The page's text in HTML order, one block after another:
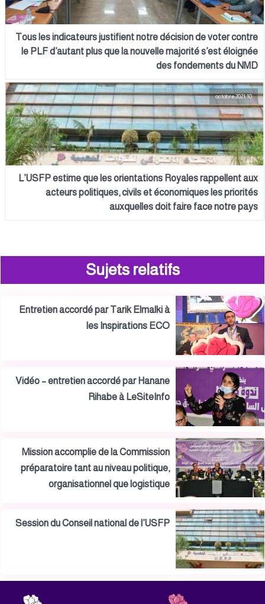
Tous les indicateurs justifient notre décision de voter contre
le PLF d’autant plus que la nouvelle majorité s’est éloignée
des fondements du NMD
10 octobre 2021
L’USFP estime que les orientations Royales rappellent aux
acteurs politiques, civils et économiques les priorités
auxquelles doit faire face notre pays
Sujets relatifs
Entretien accordé par Tarik Elmalki à
les Inspirations ECO
Vidéo – entretien accordé par Hanane
Rihabe à LeSiteInfo
Mission accomplie de la Commission
préparatoire tant au niveau politique,
organisationnel que logistique
Session du Conseil national de l’USFP